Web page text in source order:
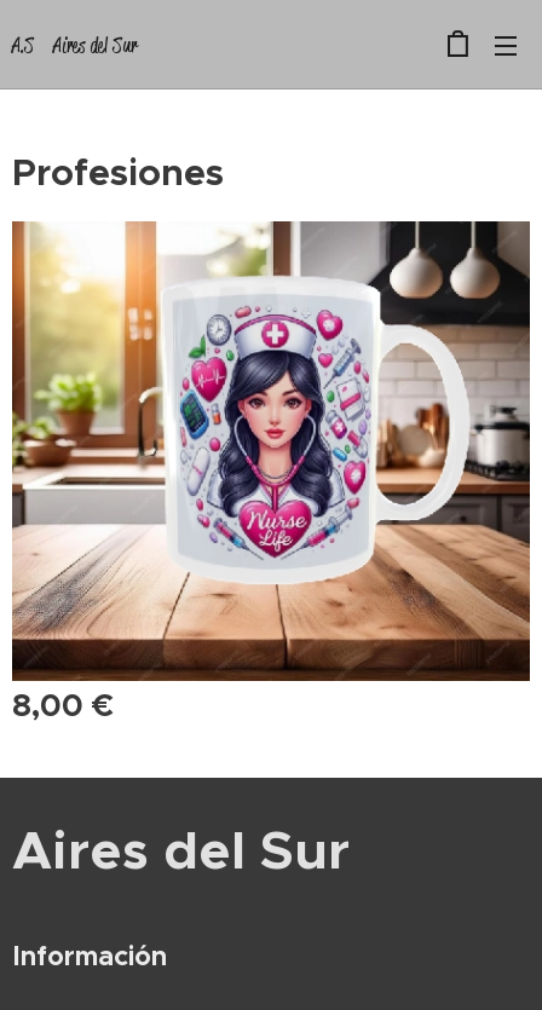
A.S Aires del Sur
Profesiones
8,00 €
Aires del Sur
Información